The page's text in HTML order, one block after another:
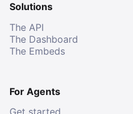
Solutions
The API
The Dashboard
The Embeds
For Agents